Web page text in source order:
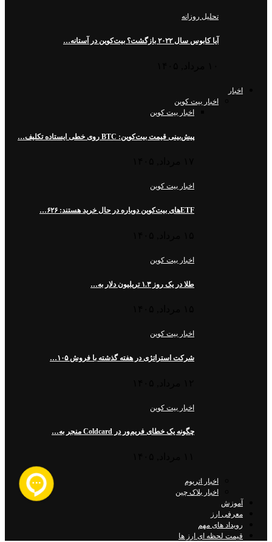
تحلیل روزانه
آیا کابوس سال ۲۰۲۲ بازگشت؟ بیت‌کوین در آستانه…
اخبار
اخبار بیت کوین
اخبار بیت کوین
پیش‌بینی قیمت بیت‌کوین: BTC روی خطی ایستاده تکلیف…
اخبار بیت کوین
ETFهای بیت‌کوین دوباره در حال خرید هستند: ۶۲۶…
اخبار بیت کوین
طلا در یک روز ۱.۳ تریلیون دلار به…
اخبار بیت کوین
شرکت استراتژی در هفته گذشته با فروش ۱۰۵…
اخبار بیت کوین
چگونه یک خطای فریم‌ور در Coldcard منجر به…
اخبار اتریوم
اخبار بلاک چین
آموزش
معرفی ارز
رویداد های مهم
قیمت لحظه ای ارز ها